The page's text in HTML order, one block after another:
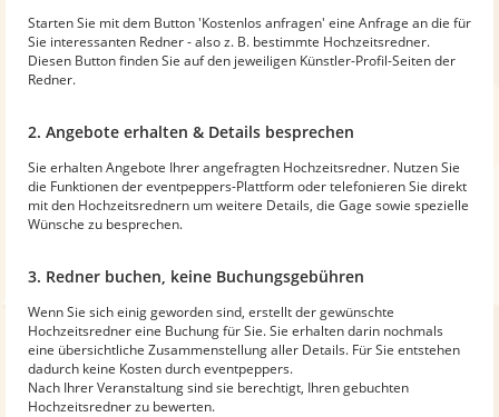
Starten Sie mit dem Button 'Kostenlos anfragen' eine Anfrage an die für
Sie interessanten Redner - also z. B. bestimmte Hochzeitsredner.
Diesen Button finden Sie auf den jeweiligen Künstler-Profil-Seiten der
Redner.
2. Angebote erhalten & Details besprechen
Sie erhalten Angebote Ihrer angefragten Hochzeitsredner. Nutzen Sie
die Funktionen der eventpeppers-Plattform oder telefonieren Sie direkt
mit den Hochzeitsrednern um weitere Details, die Gage sowie spezielle
Wünsche zu besprechen.
3. Redner buchen, keine Buchungsgebühren
Wenn Sie sich einig geworden sind, erstellt der gewünschte
Hochzeitsredner eine Buchung für Sie. Sie erhalten darin nochmals
eine übersichtliche Zusammenstellung aller Details. Für Sie entstehen
dadurch keine Kosten durch eventpeppers.
Nach Ihrer Veranstaltung sind sie berechtigt, Ihren gebuchten
Hochzeitsredner zu bewerten.